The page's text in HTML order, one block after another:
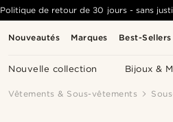
Nouveautés Marques Best-Sellers
Nouvelle collection Bijoux &
Politique de retour de 30 jours - sans
Vêtements & Sous-vêtements